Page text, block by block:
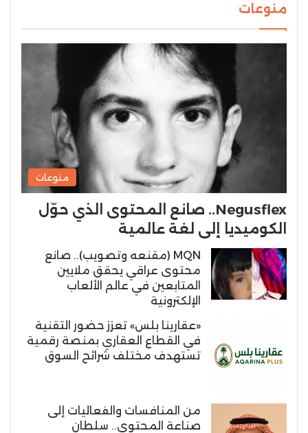
منوعات
منوعات
Negusflex.. صانع المحتوى الذي حوّل
الكوميديا إلى لغة عالمية
MQN (مقنعه وتصويب).. صانع
محتوى عراقي يحقق ملايين
المتابعين في عالم الألعاب
الإلكترونية
«عقارينا بلس» تعزز حضور التقنية
في القطاع العقاري بمنصة رقمية
تستهدف مختلف شرائح السوق
من المنافسات والفعاليات إلى
صناعة المحتوى.. سلطان